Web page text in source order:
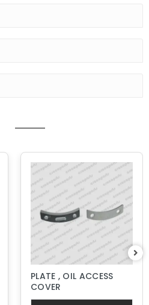
PLATE , OIL ACCESS
COVER